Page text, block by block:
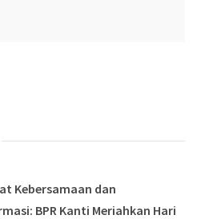
Kebersamaan dan
BPR Kanti Meriahkan Hari